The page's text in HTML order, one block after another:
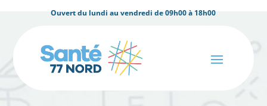
Ouvert du lundi au vendredi de 09h00 à 18h00